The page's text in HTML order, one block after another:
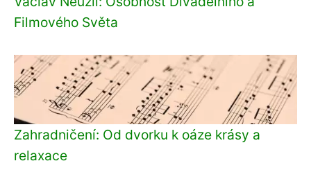
Filmového Světa
Zahradničení: Od dvorku k oáze krásy a
relaxace